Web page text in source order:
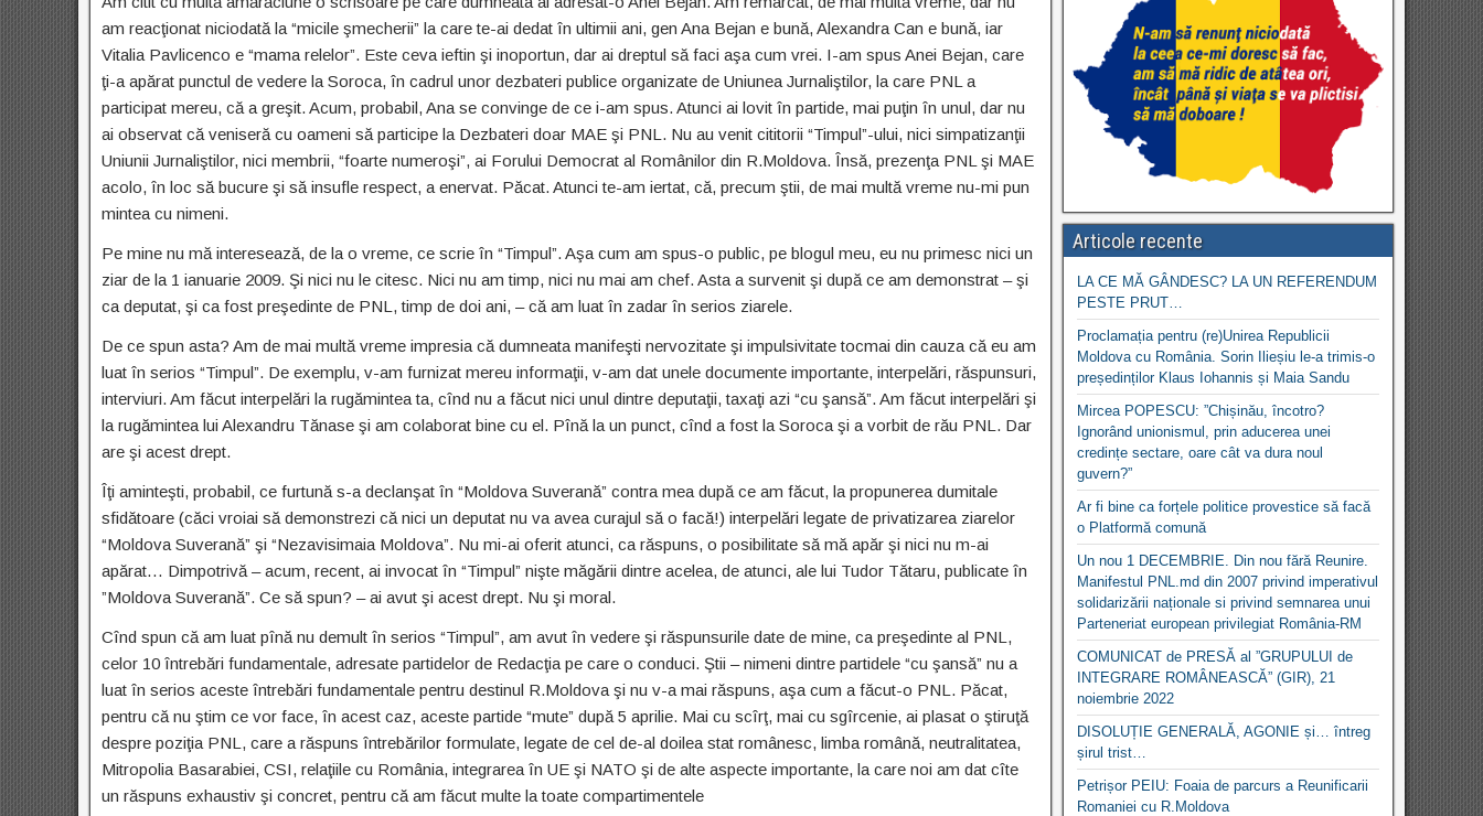
am reacţionat niciodată la “micile şmecherii” la care te-ai dedat în ultimii ani, gen Ana Bejan e bună, Alexandra Can e bună, iar
Vitalia Pavlicenco e “mama relelor”. Este ceva ieftin şi inoportun, dar ai dreptul să faci aşa cum vrei. I-am spus Anei Bejan, care
ţi-a apărat punctul de vedere la Soroca, în cadrul unor dezbateri publice organizate de Uniunea Jurnaliştilor, la care PNL a
participat mereu, că a greşit. Acum, probabil, Ana se convinge de ce i-am spus. Atunci ai lovit în partide, mai puţin în unul, dar nu
ai observat că veniseră cu oameni să participe la Dezbateri doar MAE şi PNL. Nu au venit cititorii “Timpul”-ului, nici simpatizanţii
Uniunii Jurnaliştilor, nici membrii, “foarte numeroşi”, ai Forului Democrat al Românilor din R.Moldova. Însă, prezenţa PNL şi MAE
acolo, în loc să bucure şi să insufle respect, a enervat. Păcat. Atunci te-am iertat, că, precum ştii, de mai multă vreme nu-mi pun
mintea cu nimeni.
Pe mine nu mă interesează, de la o vreme, ce scrie în “Timpul”. Aşa cum am spus-o public, pe blogul meu, eu nu primesc nici un
ziar de la 1 ianuarie 2009. Şi nici nu le citesc. Nici nu am timp, nici nu mai am chef. Asta a survenit şi după ce am demonstrat – şi
ca deputat, şi ca fost preşedinte de PNL, timp de doi ani, – că am luat în zadar în serios ziarele.
De ce spun asta? Am de mai multă vreme impresia că dumneata manifeşti nervozitate şi impulsivitate tocmai din cauza că eu am
luat în serios “Timpul”. De exemplu, v-am furnizat mereu informaţii, v-am dat unele documente importante, interpelări, răspunsuri,
interviuri. Am făcut interpelări la rugămintea ta, cînd nu a făcut nici unul dintre deputaţii, taxaţi azi “cu şansă”. Am făcut interpelări şi
la rugămintea lui Alexandru Tănase şi am colaborat bine cu el. Pînă la un punct, cînd a fost la Soroca şi a vorbit de rău PNL. Dar
are şi acest drept.
Îţi aminteşti, probabil, ce furtună s-a declanşat în “Moldova Suverană” contra mea după ce am făcut, la propunerea dumitale
sfidătoare (căci vroiai să demonstrezi că nici un deputat nu va avea curajul să o facă!) interpelări legate de privatizarea ziarelor
“Moldova Suverană” şi “Nezavisimaia Moldova”. Nu mi-ai oferit atunci, ca răspuns, o posibilitate să mă apăr şi nici nu m-ai
apărat… Dimpotrivă – acum, recent, ai invocat în “Timpul” nişte măgării dintre acelea, de atunci, ale lui Tudor Tătaru, publicate în
”Moldova Suverană”. Ce să spun? – ai avut şi acest drept. Nu şi moral.
Cînd spun că am luat pînă nu demult în serios “Timpul”, am avut în vedere şi răspunsurile date de mine, ca preşedinte al PNL,
celor 10 întrebări fundamentale, adresate partidelor de Redacţia pe care o conduci. Ştii – nimeni dintre partidele “cu şansă” nu a
luat în serios aceste întrebări fundamentale pentru destinul R.Moldova şi nu v-a mai răspuns, aşa cum a făcut-o PNL. Păcat,
pentru că nu ştim ce vor face, în acest caz, aceste partide “mute” după 5 aprilie. Mai cu scîrţ, mai cu sgîrcenie, ai plasat o ştiruţă
despre poziţia PNL, care a răspuns întrebărilor formulate, legate de cel de-al doilea stat românesc, limba română, neutralitatea,
Mitropolia Basarabiei, CSI, relaţiile cu România, integrarea în UE şi NATO şi de alte aspecte importante, la care noi am dat cîte
un răspuns exhaustiv şi concret, pentru că am făcut multe la toate compartimentele
Articole recente
LA CE MĂ GÂNDESC? LA UN REFERENDUM
PESTE PRUT…
Proclamația pentru (re)Unirea Republicii
Moldova cu România. Sorin Ilieșiu le-a trimis-o
președinților Klaus Iohannis și Maia Sandu
Mircea POPESCU: ”Chișinău, încotro?
Ignorând unionismul, prin aducerea unei
credințe sectare, oare cât va dura noul
guvern?”
Ar fi bine ca forțele politice provestice să facă
o Platformă comună
Un nou 1 DECEMBRIE. Din nou fără Reunire.
Manifestul PNL.md din 2007 privind imperativul
solidarizării naționale si privind semnarea unui
Parteneriat european privilegiat România-RM
COMUNICAT de PRESĂ al ”GRUPULUI de
INTEGRARE ROMÂNEASCĂ” (GIR), 21
noiembrie 2022
DISOLUȚIE GENERALĂ, AGONIE și… întreg
șirul trist…
Petrișor PEIU: Foaia de parcurs a Reunificarii
Romaniei cu R.Moldova